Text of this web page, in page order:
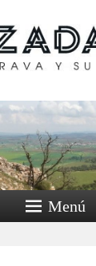
de
Menú